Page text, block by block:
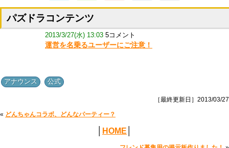
パズドラコンテンツ
2013/3/27(水) 13:03 5コメント
運営を名乗るユーザーにご注意！
アナウンス 公式
［最終更新日］2013/03/27
« どんちゃんコラボ、どんなパーティー？
HOME